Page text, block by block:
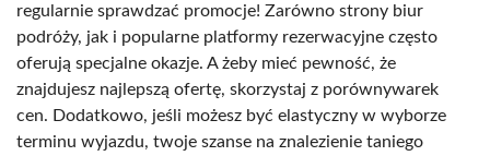
regularnie sprawdzać promocje! Zarówno strony biur
podróży, jak i popularne platformy rezerwacyjne często
oferują specjalne okazje. A żeby mieć pewność, że
znajdujesz najlepszą ofertę, skorzystaj z porównywarek
cen. Dodatkowo, jeśli możesz być elastyczny w wyborze
terminu wyjazdu, twoje szanse na znalezienie taniego